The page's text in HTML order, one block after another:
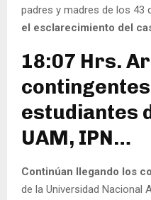
padres y madres de los 43
el esclarecimiento del
18:07 Hrs.
estudiantes
UAM, IPN…
Continúan llegando los
de la Universidad Nacional